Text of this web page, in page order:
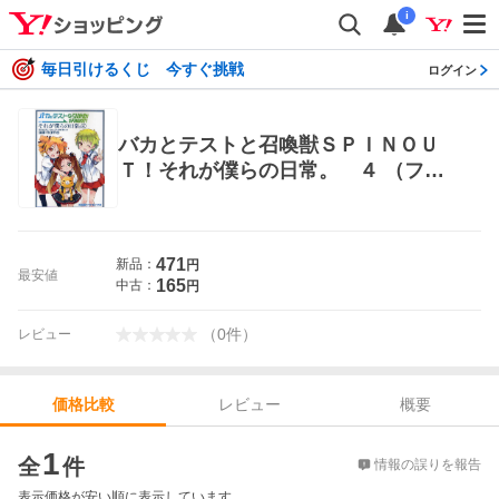
i
毎日引けるくじ 今すぐ挑戦 ログイン
バカとテストと召喚獣ＳＰＩＮＯＵ
Ｔ！それが僕らの日常。 ４ （ファ
生、一般）その他
最安値
新品： 471円
中古： 165円
レビュー （0件）
価格比較 レビュー
概要
全1件 情報の誤りを報告